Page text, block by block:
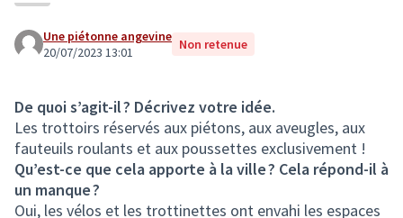
Une piétonne angevine
20/07/2023 13:01
Non retenue
De quoi s’agit-il ? Décrivez votre idée.
Les trottoirs réservés aux piétons, aux aveugles, aux
fauteuils roulants et aux poussettes exclusivement !
Qu’est-ce que cela apporte à la ville ? Cela répond-il à
un manque ?
Oui, les vélos et les trottinettes ont envahi les espaces